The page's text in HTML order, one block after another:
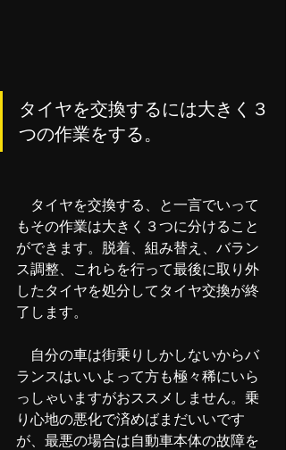
タイヤを交換するには大きく３
つの作業をする。
タイヤを交換する、と一言でいって
もその作業は大きく３つに分けること
ができます。脱着、組み替え、バラン
ス調整、これらを行って最後に取り外
したタイヤを処分してタイヤ交換が終
了します。
自分の車は街乗りしかしないからバ
ランスはいいよって方も極々稀にいら
っしゃいますがおススメしません。乗
り心地の悪化で済めばまだいいです
が、最悪の場合は自動車本体の故障を